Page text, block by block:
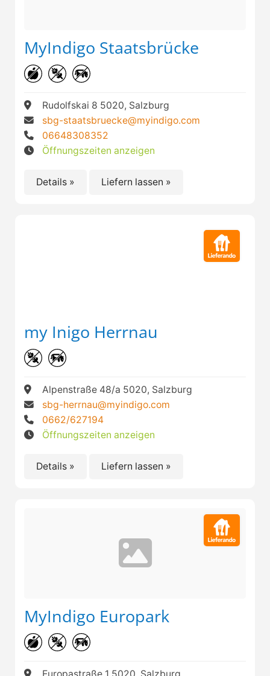
MyIndigo Staatsbrücke
Rudolfskai 8 5020, Salzburg
sbg-staatsbruecke@myindigo.com
06648308352
Öffnungszeiten anzeigen
Details » Liefern lassen »
my Inigo Herrnau
Alpenstraße 48/a 5020, Salzburg
sbg-herrnau@myindigo.com
0662/627194
Öffnungszeiten anzeigen
Details » Liefern lassen »
MyIndigo Europark